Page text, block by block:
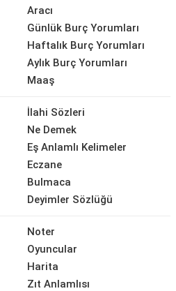
Aracı
Günlük Burç Yorumları
Haftalık Burç Yorumları
Aylık Burç Yorumları
Maaş
İlahi Sözleri
Ne Demek
Eş Anlamlı Kelimeler
Eczane
Bulmaca
Deyimler Sözlüğü
Noter
Oyuncular
Harita
Zıt Anlamlısı